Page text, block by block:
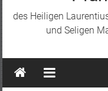
des Heiligen
und Seligen